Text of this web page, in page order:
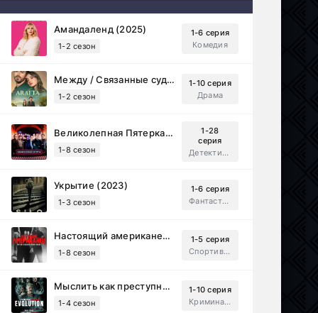
Амандаленд (2025)
1-2 сезон
1-6 серия
Комедия
Между / Связанные судьбой (2025)
1-2 сезон
1-10 серия
Драма
Великолепная Пятерка (2019)
1-8 сезон
1-28
серия
Детектив, Русский
Укрытие (2023)
1-3 сезон
1-6 серия
Фантастика, Триллер, Драма
Настоящий американец / Всеамериканский (2018)
1-8 сезон
1-5 серия
Спортивный, Зарубежный, Драма
Мыслить как преступник: Эволюция (2022)
1-4 сезон
1-10 серия
Криминал, Детектив, Триллер, Драма